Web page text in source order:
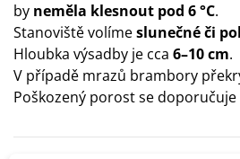
by neměla klesnout pod 6 °C.
Stanoviště volímeslunečné či
Hloubka výsadby je cca 6–10 cm.
V případě mrazů brambory
Poškozený porost se